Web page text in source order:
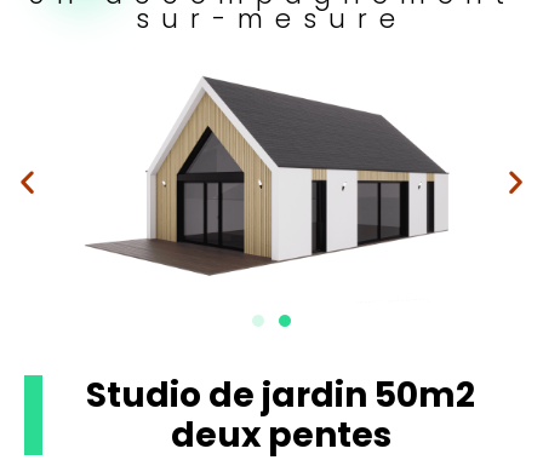
sur-mesure
Studio de jardin 50m2
deux pentes